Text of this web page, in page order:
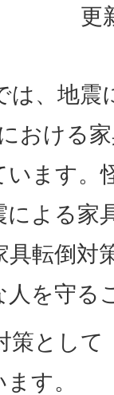
更
は、地震
おける
ます。
よる家
転倒対
人を守る
策として
す。